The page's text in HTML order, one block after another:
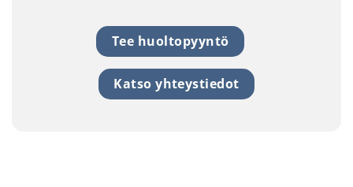
Tee huoltopyyntö
Katso yhteystiedot